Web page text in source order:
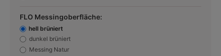
FLO Messingoberfläche:
hell brüniert
dunkel brüniert
Messing Natur